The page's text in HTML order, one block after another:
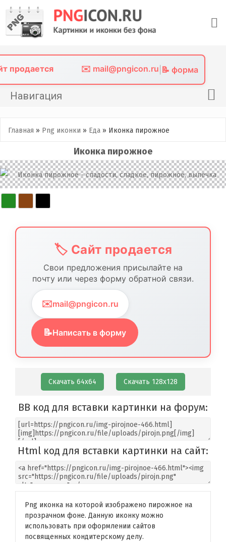
content
продается ✉️ mail@pngicon.ru 📝 форма
Навигация
Png иконки
Фото без фона
Главная » Png иконки » Еда » Иконка пирожное
Иконка пирожное
🏷️ Сайт продается
Свои предложения присылайте на
почту или через форму обратной связи.
✉️mail@pngicon.ru
📝Написать в форму
Скачать 64х64 Скачать 128х128
BB код для вставки картинки на форум:
Html код для вставки картинки на сайт:
Png иконка на которой изображено пирожное на
прозрачном фоне. Данную иконку можно
использовать при оформлении сайтов
посвященных кондитерскому делу.